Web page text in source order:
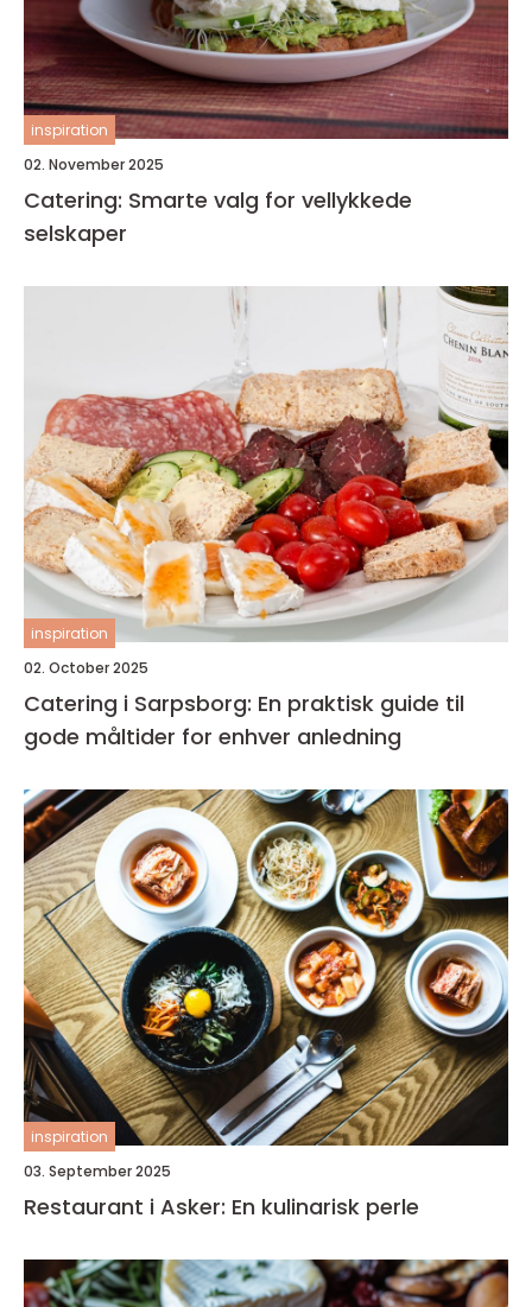
inspiration
02. November 2025
Catering: Smarte valg for vellykkede
selskaper
inspiration
02. October 2025
Catering i Sarpsborg: En praktisk guide til
gode måltider for enhver anledning
inspiration
03. September 2025
Restaurant i Asker: En kulinarisk perle